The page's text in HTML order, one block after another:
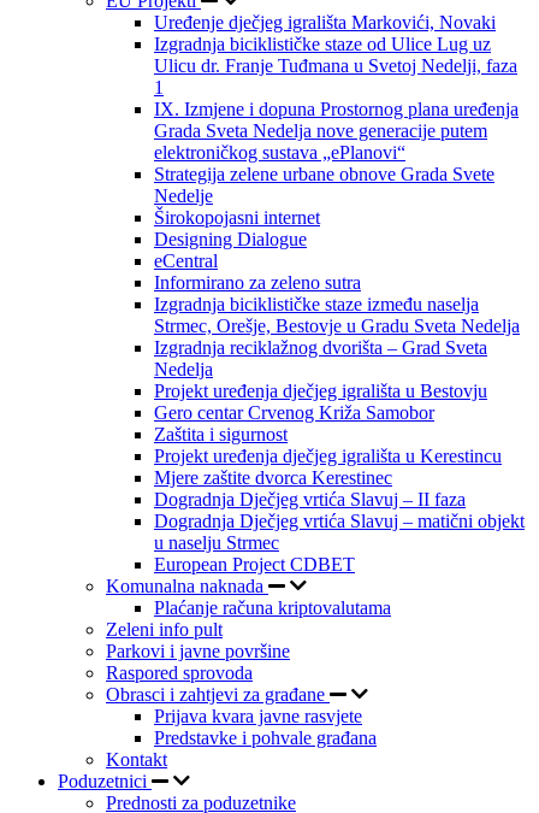
Uređenje dječjeg igrališta Markovići, Novaki
Izgradnja biciklističke staze od Ulice Lug uz
Ulicu dr. Franje Tuđmana u Svetoj Nedelji, faza
1
IX. Izmjene i dopuna Prostornog plana uređenja
Grada Sveta Nedelja nove generacije putem
elektroničkog sustava „ePlanovi“
Strategija zelene urbane obnove Grada Svete
Nedelje
Širokopojasni internet
Designing Dialogue
eCentral
Informirano za zeleno sutra
Izgradnja biciklističke staze između naselja
Strmec, Orešje, Bestovje u Gradu Sveta Nedelja
Izgradnja reciklažnog dvorišta – Grad Sveta
Nedelja
Projekt uređenja dječjeg igrališta u Bestovju
Gero centar Crvenog Križa Samobor
Zaštita i sigurnost
Projekt uređenja dječjeg igrališta u Kerestincu
Mjere zaštite dvorca Kerestinec
Dogradnja Dječjeg vrtića Slavuj – II faza
Dogradnja Dječjeg vrtića Slavuj – matični objekt
u naselju Strmec
European Project CDBET
Komunalna naknada
Plaćanje računa kriptovalutama
Zeleni info pult
Parkovi i javne površine
Raspored sprovoda
Obrasci i zahtjevi za građane
Prijava kvara javne rasvjete
Predstavke i pohvale građana
Kontakt
Poduzetnici
Prednosti za poduzetnike